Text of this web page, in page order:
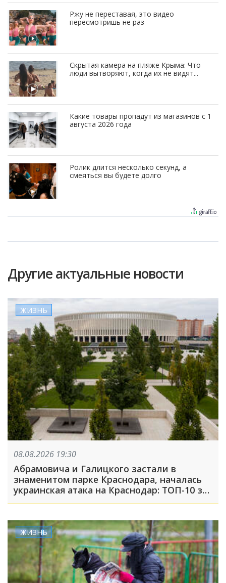
Ржу не переставая, это видео
пересмотришь не раз
Скрытая камера на пляже Крыма: Что
люди вытворяют, когда их не видят...
Какие товары пропадут из магазинов с 1
августа 2026 года
Ролик длится несколько секунд, а
смеяться вы будете долго
Другие актуальные новости
ЖИЗНЬ
08.08.2026 19:30
Абрамовича и Галицкого застали в
знаменитом парке Краснодара, началась
украинская атака на Краснодар: ТОП-10 за
ЖИЗНЬ